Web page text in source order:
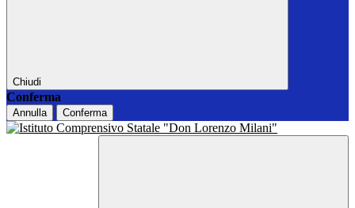
Chiudi
Conferma
Annulla Conferma